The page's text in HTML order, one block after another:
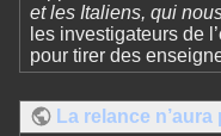
et les Italiens, qui
les investigateurs de
pour tirer des
La relance n’aura